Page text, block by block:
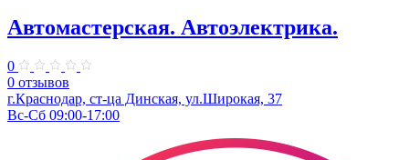
Автомастерская. Автоэлектрика.
0
0 отзывов
г.Краснодар, ст-ца Динская, ул.Широкая, 37
Вс-Сб 09:00-17:00